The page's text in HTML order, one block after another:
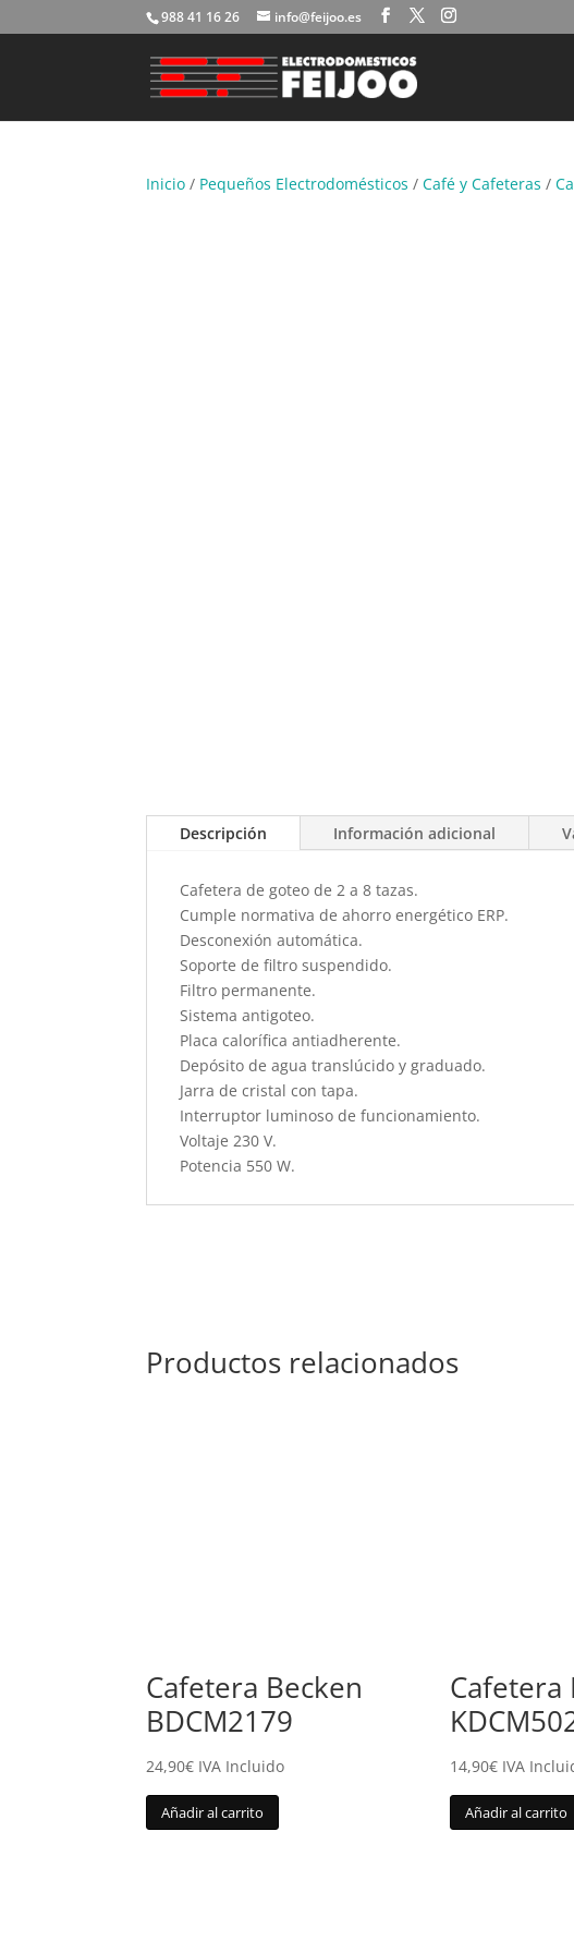
988 41 16 26 info@feijoo.es
Inicio / Pequeños Electrodomésticos /Café y Cafeteras /
Descripción Información adicional
Cafetera de goteo de 2 a 8 tazas.
Cumple normativa de ahorro energético ERP.
Desconexión automática.
Soporte de filtro suspendido.
Filtro permanente.
Sistema antigoteo.
Placa calorífica antiadherente.
Depósito de agua translúcido y graduado.
Jarra de cristal con tapa.
Interruptor luminoso de funcionamiento.
Voltaje 230 V.
Potencia 550 W.
Productos relacionados
Cafetera Becken
BDCM2179
24,90€ IVA Incluido
Añadir al carrito
Cafetera
14,90€ IVA
Añadir al carrito